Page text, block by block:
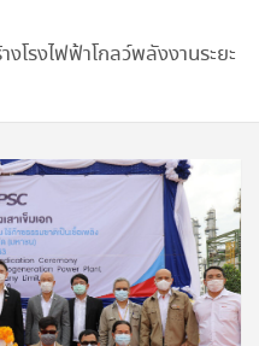
โรงไฟฟ้าโกลว์พลังงานระยะ